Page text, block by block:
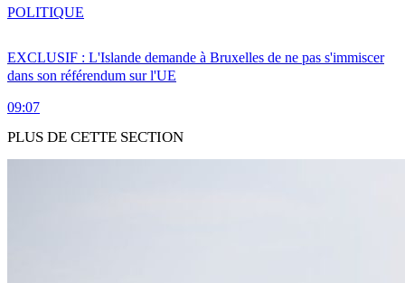
EXCLUSIF : L'Islande demande à Bruxelles de ne pas s'immiscer
dans son référendum sur l'UE
09:07
POLITIQUE
PLUS DE CETTE SECTION